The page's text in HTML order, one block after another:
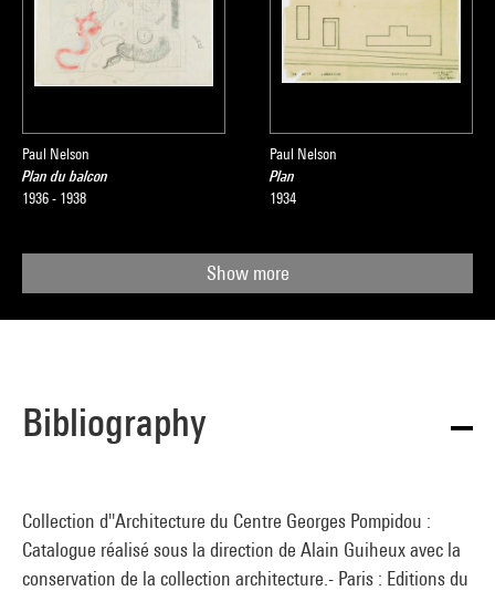
Paul Nelson
Plan du balcon
1936 - 1938
Paul Nelson
Plan
1934
Show more
Bibliography
Collection d''Architecture du Centre Georges Pompidou :
Catalogue réalisé sous la direction de Alain Guiheux avec la
conservation de la collection architecture.- Paris : Editions du